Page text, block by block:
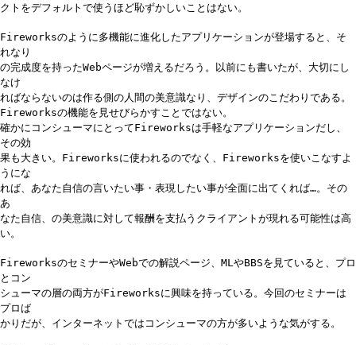
クトをデフォルトで使うほど恥ずかしいことはない。
Fireworksのように多機能に進化したアプリケーションが登場すると、そ
れなり
の完成度を持ったWebページが増えるだろう。以前にも書いたが、大切にし
なけ
ればならないのは作る側の人間の美意識なり、デザインのこだわりである。
Fireworksの機能を見せびらかすことではない。
確かにコンシューマにとってFireworksは手軽なアプリケーションだし、
その効
果も大きい。Fireworksに使われるのでなく、Fireworksを使いこなすよ
うにな
れば、あなた自信の言いたい事・表現したい事が全面に出てくれば…。その
あ
なた自信、の美意識に対して報酬を支払うクライアントが現れる可能性は高
い。
FireworksのセミナーやWebでの解説ページ、MLやBBSを見ていると、プロ
とコン
シューマの層の両方がFireworksに興味を持っている。今回のセミナーは
プロば
かりだが、インターネットではコンシューマの方が多いような気がする。